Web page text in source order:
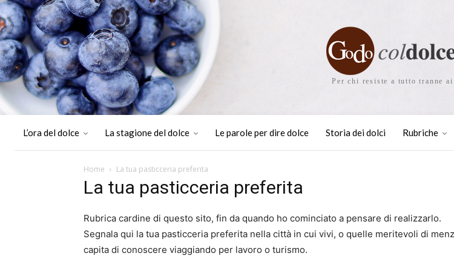
Per chi resiste a tutto tranne
L’ora del dolce La stagione del dolce Le parole per dire dolce Storia dei dolci Rubriche
Home La tua pasticceria preferita
La tua pasticceria preferita
Rubrica cardine di questo sito, fin da quando ho cominciato a pensare di realizzarlo.
Segnala qui la tua pasticceria preferita nella città in cui vivi, o quelle meritevoli di
capita di conoscere viaggiando per lavoro o turismo.